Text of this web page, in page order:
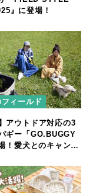
』に登場！
ィールド
アウトドア対応の3
ギー「GO.BUGGY
！愛犬とのキャンプ